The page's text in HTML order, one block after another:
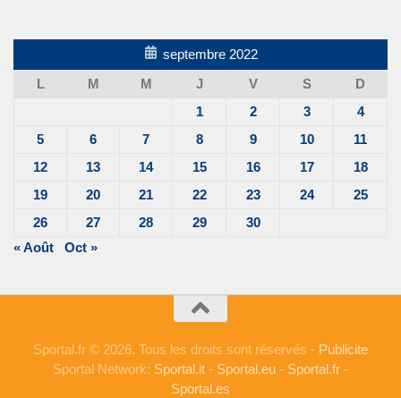
septembre 2022
L
M M J V S
D
1
2 3
4
5
6 7 8 9 10
11
12
13 14 15 16 17
18
19
20 21 22 23 24
25
26
27 28 29
30
« Août
Oct »
Sportal.fr © 2026. Tous les droits sont réservés - Publicite
Sportal Network: Sportal.it - Sportal.eu - Sportal.fr -
Sportal.es